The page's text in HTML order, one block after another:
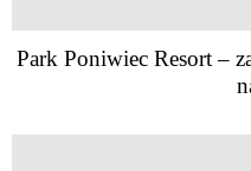
Park Poniwiec Resort –